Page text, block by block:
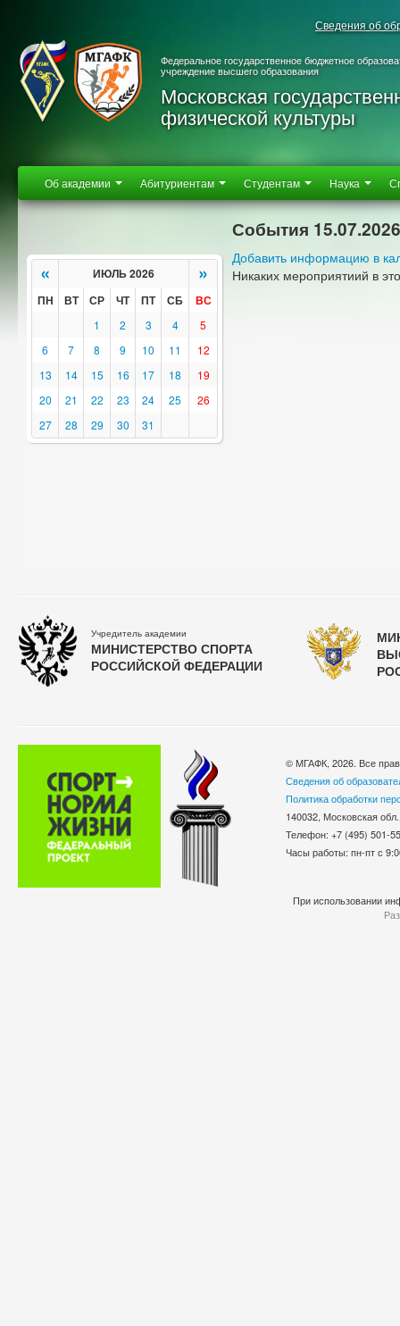
Сведения об
Федеральное государственное бюджетное
учреждение высшего образования
Московская
физической культуры
Об академии Абитуриентам Студентам Наука
« ИЮЛЬ 2026 »
ПН ВТ СР ЧТ ПТ СБ ВС
1 2 3 4
5
6
7 8 9 10 11
12
13
14 15 16 17 18
19
20
21 22 23 24 25
26
27
28 29 30 31
События 15.07.2026
Добавить информацию в
Никаких мероприятиий в
Учредитель академии
МИНИСТЕРСТВО СПОРТА
РОССИЙСКОЙ ФЕДЕРАЦИИ
© МГАФК, 2026. Все
Сведения об
Политика обработки
140032, Московская
Телефон: +7 (495)
Часы работы: пн-пт с
При использовании